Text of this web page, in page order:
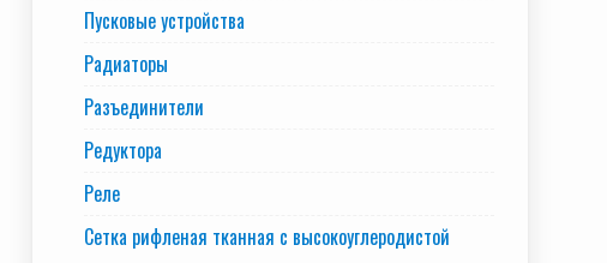
Пусковые устройства
Радиаторы
Разъединители
Редуктора
Реле
Сетка рифленая тканная с высокоуглеродистой